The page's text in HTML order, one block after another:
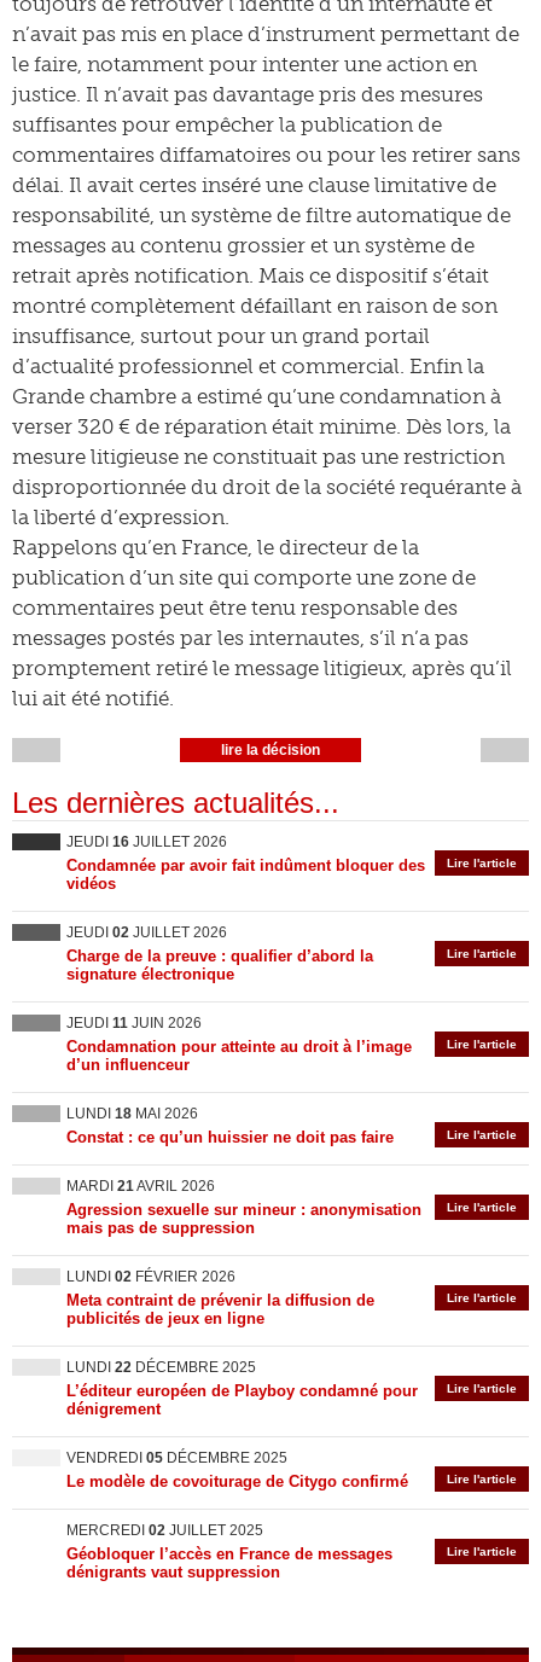
n’avait pas mis en place d’instrument permettant de
le faire, notamment pour intenter une action en
justice. Il n’avait pas davantage pris des mesures
suffisantes pour empêcher la publication de
commentaires diffamatoires ou pour les retirer sans
délai. Il avait certes inséré une clause limitative de
responsabilité, un système de filtre automatique de
messages au contenu grossier et un système de
retrait après notification. Mais ce dispositif s’était
montré complètement défaillant en raison de son
insuffisance, surtout pour un grand portail
d’actualité professionnel et commercial. Enfin la
Grande chambre a estimé qu’une condamnation à
verser 320 € de réparation était minime. Dès lors, la
mesure litigieuse ne constituait pas une restriction
disproportionnée du droit de la société requérante à
la liberté d’expression.
Rappelons qu’en France, le directeur de la
publication d’un site qui comporte une zone de
commentaires peut être tenu responsable des
messages postés par les internautes, s’il n’a pas
promptement retiré le message litigieux, après qu’il
lui ait été notifié.
lire la décision
Les dernières actualités...
JEUDI 16 JUILLET 2026
Lire l'article
Condamnée par avoir fait indûment bloquer des
vidéos
JEUDI 02 JUILLET 2026
Lire l'article
Charge de la preuve : qualifier d’abord la
signature électronique
JEUDI 11 JUIN 2026
Lire l'article
Condamnation pour atteinte au droit à l’image
d’un influenceur
LUNDI 18 MAI 2026
Lire l'article
Constat : ce qu’un huissier ne doit pas faire
MARDI 21AVRIL 2026
Lire l'article
Agression sexuelle sur mineur : anonymisation
mais pas de suppression
LUNDI 02 FÉVRIER 2026
Lire l'article
Meta contraint de prévenir la diffusion de
publicités de jeux en ligne
LUNDI 22 DÉCEMBRE 2025
Lire l'article
L’éditeur européen de Playboy condamné pour
dénigrement
VENDREDI 05 DÉCEMBRE 2025
Lire l'article
Le modèle de covoiturage de Citygo confirmé
MERCREDI 02 JUILLET 2025
Lire l'article
Géobloquer l’accès en France de messages
dénigrants vaut suppression